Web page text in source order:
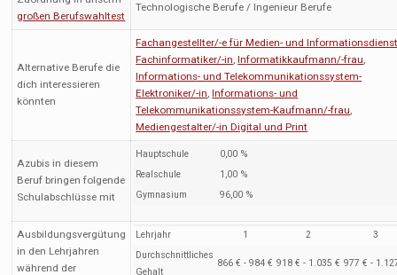
großen Berufswahltest
Technologische Berufe / Ingenieur Berufe
Alternative Berufe die
dich interessieren
könnten
Fachangestellter/-e für Medien- und
Fachinformatiker/-in,Informatikkaufmann/-frau,
Informations- und Telekommunikationssystem-
Elektroniker/-in,Informations- und
Telekommunikationssystem-Kaufmann/-frau,
Mediengestalter/-in Digital und Print
Azubis in diesem
Beruf bringen folgende
Schulabschlüsse mit
Hauptschule
0,00 %
Realschule
1,00 %
Gymnasium
96,00 %
Ausbildungsvergütung
in den Lehrjahren
während der
Lehrjahr 1 2
3
Durchschnittliches
Gehalt
866 € - 984 € 918 € - 1.035 € 977 € -